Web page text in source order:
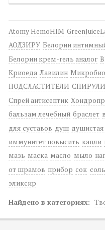
Atomy HemoHIM
АОДЗИРУ Белорин
Белорин крем-гель аналог
Криоеда Лавилин
ПОДСЛАСТИТЕЛИ
Спрей антисептик
бальзам лечебный браслет
для суставов душ
иммунитет повысить капли
мазь маска масло мыло
от шрамов прибор сок соль
эликсир
Найдено в категориях: